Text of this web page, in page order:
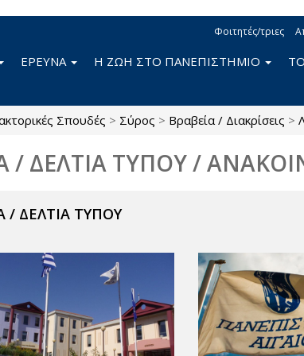
Φοιτητές/τριες
ΕΡΕΥΝΑ Η ΖΩΗ ΣΤΟ ΠΑΝΕΠΙΣΤΗΜΙΟ
Σπουδές > Σύρος > Βραβεία / Διακρίσεις >
/ ΔΕΛΤΙΑ ΤΥΠΟΥ /
/ ΔΕΛΤΙΑ ΤΥΠΟΥ